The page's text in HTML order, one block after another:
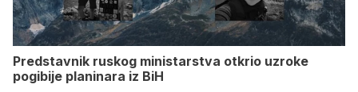
Predstavnik ruskog ministarstva otkrio uzroke
pogibije planinara iz BiH